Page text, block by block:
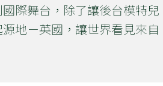
國際舞台，除了讓後台模特兒
地－英國，讓世界看見來自